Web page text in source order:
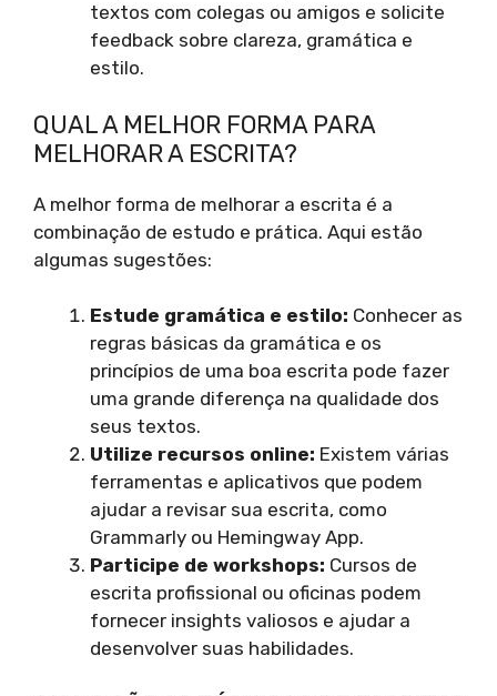
textos com colegas ou amigos e solicite
feedback sobre clareza, gramática e
estilo.
QUAL A MELHOR FORMA PARA
MELHORAR A ESCRITA?
A melhor forma de melhorar a escrita é a
combinação de estudo e prática. Aqui estão
algumas sugestões:
Estude gramática e estilo: Conhecer as
regras básicas da gramática e os
princípios de uma boa escrita pode fazer
uma grande diferença na qualidade dos
seus textos.
Utilize recursos online: Existem várias
ferramentas e aplicativos que podem
ajudar a revisar sua escrita, como
Grammarly ou Hemingway App.
Participe de workshops: Cursos de
escrita profissional ou oficinas podem
fornecer insights valiosos e ajudar a
desenvolver suas habilidades.